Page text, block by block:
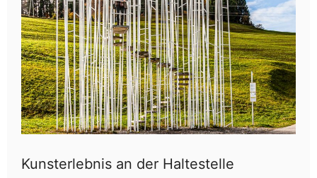
Kunsterlebnis an der Haltestelle